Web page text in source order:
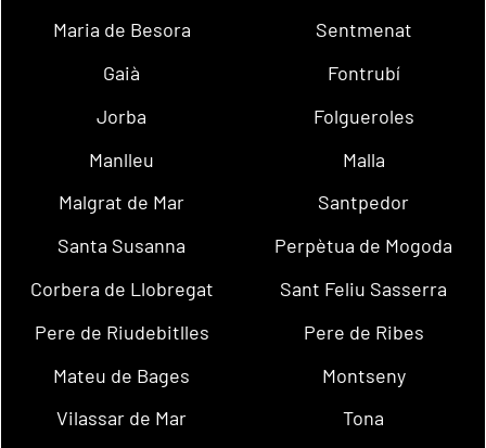
Maria de Besora
Sentmenat
Gaià
Fontrubí
Jorba
Folgueroles
Manlleu
Malla
Malgrat de Mar
Santpedor
Santa Susanna
Perpètua de Mogoda
Corbera de Llobregat
Sant Feliu Sasserra
Pere de Riudebitlles
Pere de Ribes
Mateu de Bages
Montseny
Vilassar de Mar
Tona